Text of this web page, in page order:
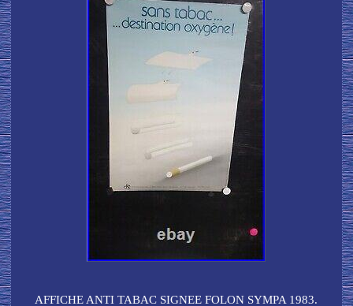
AFFICHE ANTI TABAC SIGNEE FOLON SYMPA 1983.